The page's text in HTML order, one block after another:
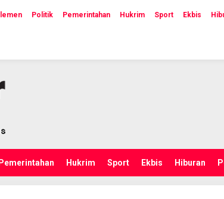
Politik Pemerintahan Hukrim Sport Ekbis
Pemerintahan Hukrim Sport Ekbis Hiburan